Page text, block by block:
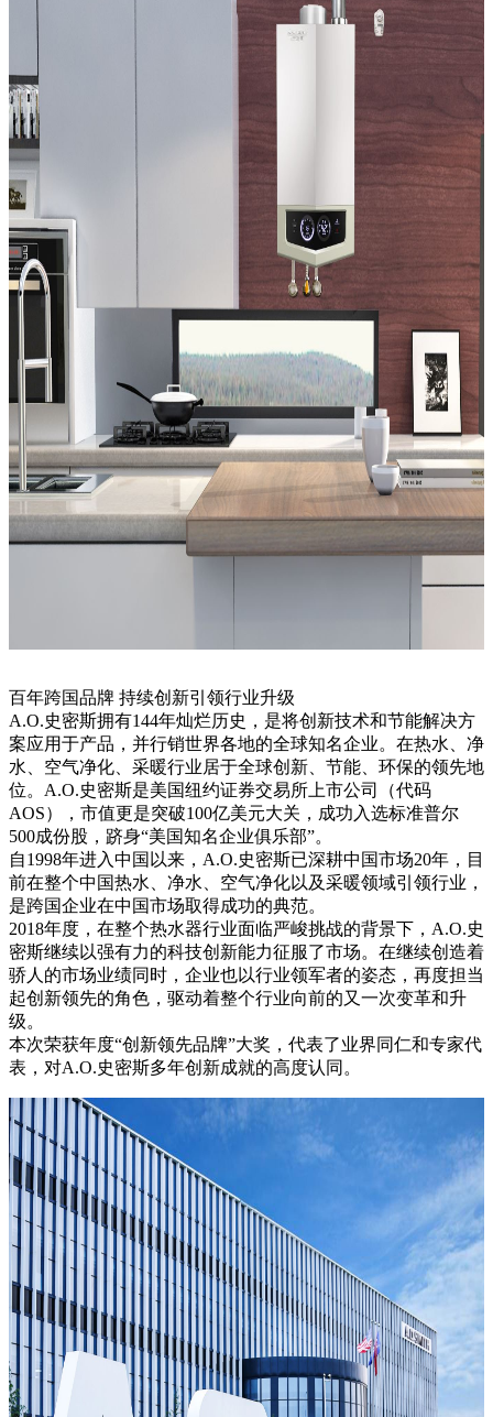
百年跨国品牌 持续创新引领行业升级
A.O.史密斯拥有144年灿烂历史，是将创新技术和节能解决方
案应用于产品，并行销世界各地的全球知名企业。在热水、净
水、空气净化、采暖行业居于全球创新、节能、环保的领先地
位。A.O.史密斯是美国纽约证券交易所上市公司（代码
AOS），市值更是突破100亿美元大关，成功入选标准普尔
500成份股，跻身“美国知名企业俱乐部”。
自1998年进入中国以来，A.O.史密斯已深耕中国市场20年，目
前在整个中国热水、净水、空气净化以及采暖领域引领行业，
是跨国企业在中国市场取得成功的典范。
2018年度，在整个热水器行业面临严峻挑战的背景下，A.O.史
密斯继续以强有力的科技创新能力征服了市场。在继续创造着
骄人的市场业绩同时，企业也以行业领军者的姿态，再度担当
起创新领先的角色，驱动着整个行业向前的又一次变革和升
级。
本次荣获年度“创新领先品牌”大奖，代表了业界同仁和专家代
表，对A.O.史密斯多年创新成就的高度认同。